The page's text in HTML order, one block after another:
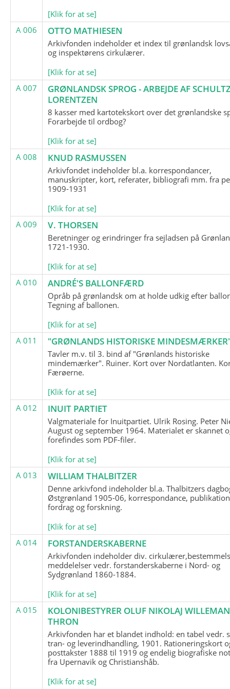
[Klik for at se]
A 006
OTTO MATHIESEN
Arkivfonden indeholder et index til grønlandsk
og inspektørens cirkulærer.
[Klik for at se]
A 007
GRØNLANDSK SPROG - ARBEJDE AF
LORENTZEN
8 kasser med kartotekskort over det grønlandske
Forarbejde til ordbog?
[Klik for at se]
A 008
KNUD RASMUSSEN
Arkivfondet indeholder bl.a. korrespondancer,
manuskripter, kort, referater, bibliografi mm. fra
1909-1931
[Klik for at se]
A 009
V. THORSEN
Beretninger og erindringer fra sejladsen på
1721-1930.
[Klik for at se]
A 010
ANDRÉ'S BALLONFÆRD
Opråb på grønlandsk om at holde udkig efter
Tegning af ballonen.
[Klik for at se]
A 011
"GRØNLANDS HISTORISKE
Tavler m.v. til 3. bind af "Grønlands historiske
mindemærker". Ruiner. Kort over Nordatlanten.
Færøerne.
[Klik for at se]
A 012
INUIT PARTIET
Valgmateriale for Inuitpartiet. Ulrik Rosing. Peter
August og september 1964. Materialet er skannet
forefindes som PDF-filer.
[Klik for at se]
A 013
WILLIAM THALBITZER
Denne arkivfond indeholder bl.a. Thalbitzers
Østgrønland 1905-06, korrespondance,
fordrag og forskning.
[Klik for at se]
A 014
FORSTANDERSKABERNE
Arkivfonden indeholder div.
meddelelser vedr. forstanderskaberne i Nord- og
Sydgrønland 1860-1884.
[Klik for at se]
A 015
KOLONIBESTYRER OLUF NIKOLAJ
THRON
Arkivfonden har et blandet indhold: en tabel vedr.
tran- og leverindhandling, 1901. Rationeringskort
posttakster 1888 til 1919 og endelig biografiske
fra Upernavik og Christianshåb.
[Klik for at se]